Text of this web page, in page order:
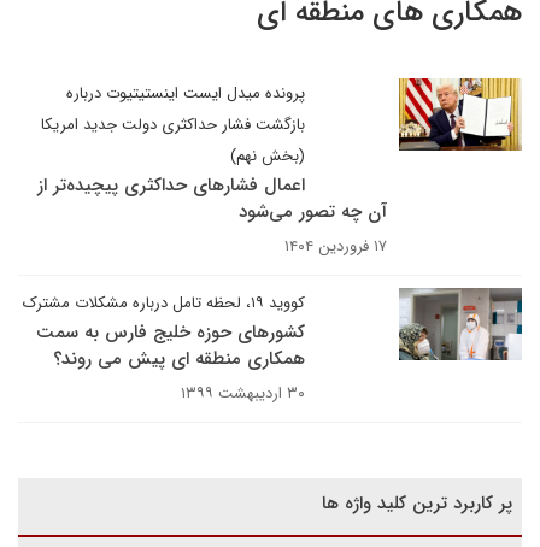
همکاری های منطقه ای
پرونده میدل ایست اینستیتیوت درباره
بازگشت فشار حداکثری دولت جدید امریکا
(بخش نهم)
اعمال فشارهای حداکثری پیچیده‌تر از
آن چه تصور می‌شود
۱۷ فروردین ۱۴۰۴
کووید ۱۹، لحظه تامل درباره مشکلات مشترک
کشورهای حوزه خلیج فارس به سمت
همکاری منطقه ای پیش می روند؟
۳۰ اردیبهشت ۱۳۹۹
پر کاربرد ترین کلید واژه ها